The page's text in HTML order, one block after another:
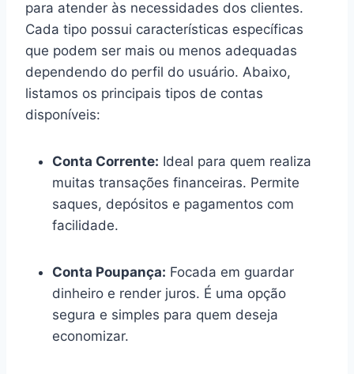
para atender às necessidades dos clientes.
Cada tipo possui características específicas
que podem ser mais ou menos adequadas
dependendo do perfil do usuário. Abaixo,
listamos os principais tipos de contas
disponíveis:
Conta Corrente: Ideal para quem realiza
muitas transações financeiras. Permite
saques, depósitos e pagamentos com
facilidade.
Conta Poupança: Focada em guardar
dinheiro e render juros. É uma opção
segura e simples para quem deseja
economizar.